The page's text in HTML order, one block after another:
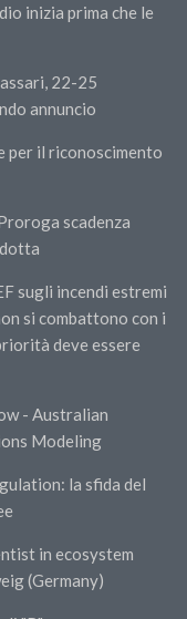
inizia prima che le
22-25
annuncio
per il riconoscimento
scadenza
sugli incendi estremi
si combattono con i
deve essere
- Australian
Modeling
la sfida del
in ecosystem
(Germany)